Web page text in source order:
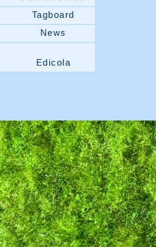
Tagboard
News
Edicola